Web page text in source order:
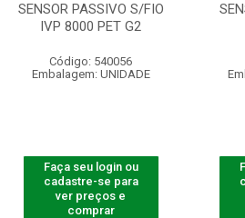
SENSOR PASSIVO S/FIO
IVP 8000 PET G2
Código: 540056
Embalagem: UNIDADE
Faça seu login ou
cadastre-se para
ver preços e
comprar